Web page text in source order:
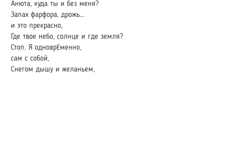
Анюта, куда ты и без меня?
Запах фарфора, дрожь...
и это прекрасно,
Где твое небо, солнце и где земля?
Стоп. Я одноврЕменно,
сам с собой,
Снегом дышу и желаньем,